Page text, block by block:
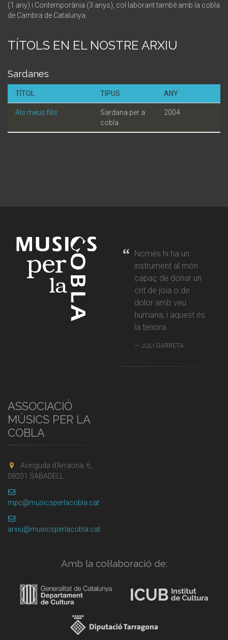
(1 any) i Contemporània (3 anys), col·laborant també amb la cobla
de Cambra de Catalunya.
TÍTOLS EN EL NOSTRE ARXIU
Sardanes
TÍTOL TIPUS ANY
Als meus fills
Sardana per a
cobla
2004
Només hi ha un
instrument al món
capaç de donar un
crit de joia o de
dolor amb veu
humana, i aquest és
la tenora.
JULI GARRETA
ASSOCIACIÓ
MÚSICS PER LA
COBLA
Avinguda d'Arraona, 6,
08201 SABADELL
mpc@musicsperlacobla.cat
arxiu@musicsperlacobla.cat
Amb la col·laboració de: